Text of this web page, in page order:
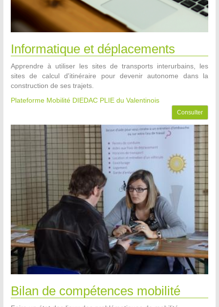
Informatique et déplacements
Apprendre à utiliser les sites de transports interurbains, les
sites de calcul d'itinéraire pour devenir autonome dans la
construction de ses trajets.
Plateforme Mobilité DIEDAC PLIE du Valentinois
Consulter
Bilan de compétences mobilité